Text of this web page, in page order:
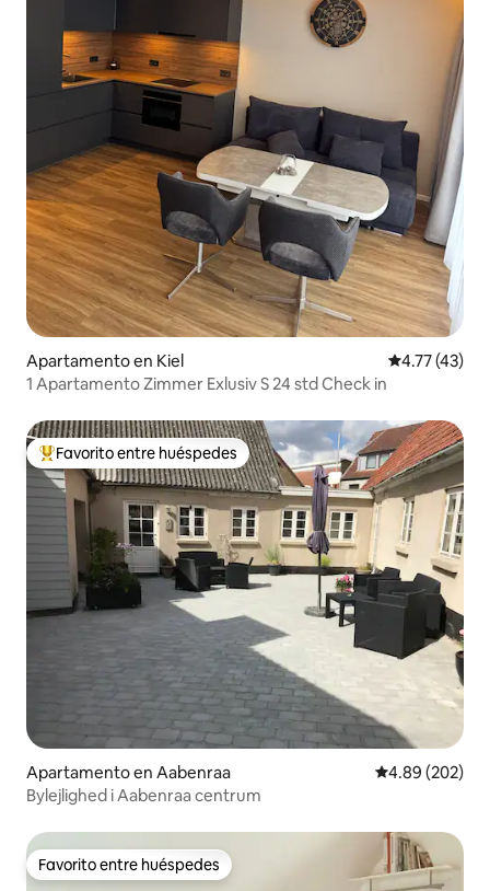
Apartamento en Kiel Calificación
4.77 (43)
1 Apartamento Zimmer Exlusiv S 24 std Check in
Favorito entre huéspedes preferido
Favorito entre huéspedes
Apartamento en Aabenraa Calificación
4.89 (202)
Bylejlighed i Aabenraa centrum
Favorito entre huéspedes
Favorito entre huéspedes